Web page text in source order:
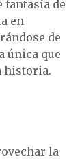
fantasía de
en
de
única que
historia.
la